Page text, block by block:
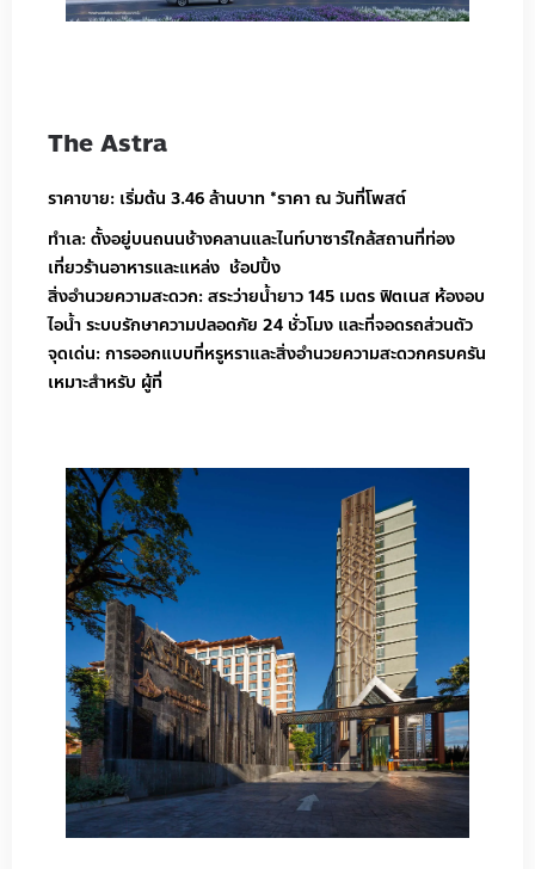
The Astra
ราคาขาย: เริ่มต้น 3.46 ล้านบาท *ราคา ณ วันที่โพสต์
ทำเล: ตั้งอยู่บนถนนช้างคลานและไนท์บาซาร์ใกล้สถานที่ท่อง
เที่ยวร้านอาหารและแหล่ง ช้อปปิ้ง
สิ่งอำนวยความสะดวก: สระว่ายน้ำยาว 145 เมตร ฟิตเนส ห้องอบ
ไอน้ำ ระบบรักษาความปลอดภัย 24 ชั่วโมง และที่จอดรถส่วนตัว
จุดเด่น: การออกแบบที่หรูหราและสิ่งอำนวยความสะดวกครบครัน
เหมาะสำหรับ ผู้ที่